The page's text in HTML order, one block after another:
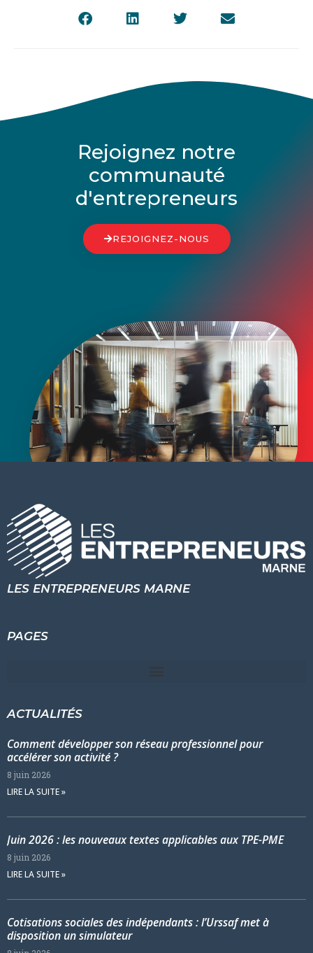
Rejoignez notre
communauté
d'entrepreneurs
REJOIGNEZ-NOUS
LES ENTREPRENEURS MARNE
PAGES
ACTUALITÉS
Comment développer son réseau professionnel pour
accélérer son activité ?
8 juin 2026
LIRE LA SUITE »
Juin 2026 : les nouveaux textes applicables aux TPE-PME
8 juin 2026
LIRE LA SUITE »
Cotisations sociales des indépendants : l’Urssaf met à
disposition un simulateur